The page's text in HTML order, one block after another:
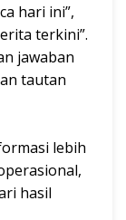
hari ini”,
terkini”.
jawaban
tautan
lebih
hasil